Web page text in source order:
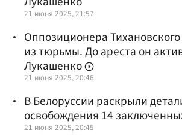
21 июня 2025, 21:57
Оппозиционера
из тюрьмы. До ареста он
Лукашенко
21 июня 2025, 20:46
В Белоруссии раскрыли
освобождения 14
21 июня 2025, 20:45